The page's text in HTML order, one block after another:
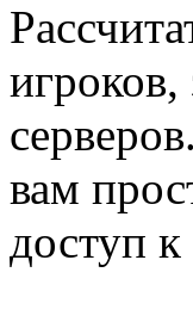
вам
доступ